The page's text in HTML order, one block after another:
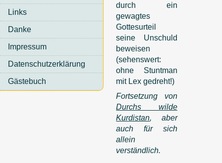
Links
Danke
Impressum
Datenschutzerklärung
Gästebuch
durch ein
gewagtes
Gottesurteil
seine Unschuld
beweisen
(sehenswert:
ohne Stuntman
mit Lex gedreht!)
Fortsetzung von
Durchs wilde
Kurdistan, aber
auch für sich
allein
verständlich.